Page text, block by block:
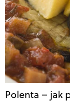
Polenta – jak